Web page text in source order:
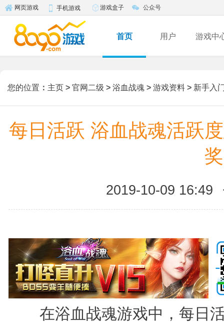
网页游戏 手机游戏 游戏盒子 公众号
首页 用户 游戏中
您的位置 ： 主页 > 官网二级 > 浴血战魂 > 游戏资料 > 新手入
每日活跃 浴血战魂活跃
2019-10-09 16:49
在浴血战魂游戏中，每日活